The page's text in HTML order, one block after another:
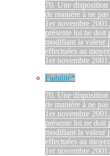
70. Une disposition
de manière à ne
1er novembre
présente loi ne doit
modifiant la valeur
effectuées au
1er novembre 2001.
Fiabilité*
70. Une disposition
de manière à ne
1er novembre
présente loi ne doit
modifiant la valeur
effectuées au
1er novembre 2001.